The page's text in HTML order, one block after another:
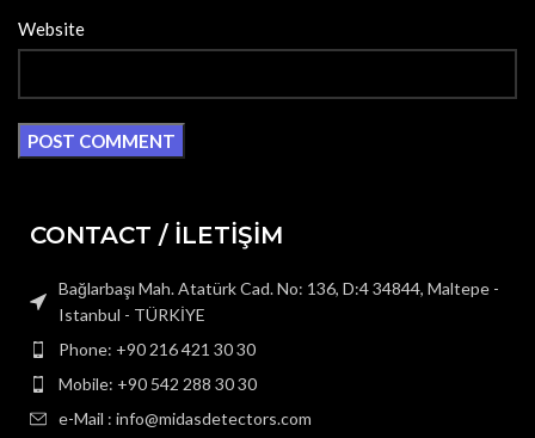
Website
CONTACT / İLETİŞİM
Bağlarbaşı Mah. Atatürk Cad. No: 136, D:4 34844, Maltepe -
Istanbul - TÜRKİYE
Phone: +90 216 421 30 30
Mobile: +90 542 288 30 30
e-Mail : info@midasdetectors.com